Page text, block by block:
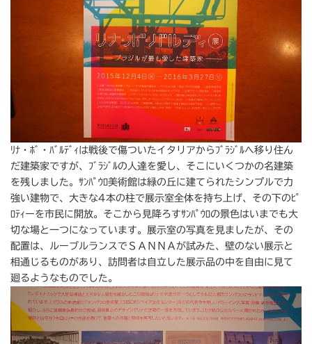
ﾘﾅ・ﾎﾞ・ﾊﾞﾙﾃﾞｨは戦後で傷ついたイタリアからﾌﾞﾗｼﾞﾙへ移り住ん
だ建築家ですが、ﾌﾞﾗｼﾞﾙの人達を愛し、そこにいくつかの名建築
を残しました。ｻﾝﾊﾟｳﾛ美術館は緑の丘に建てられたシンプルで力
強い建物で、大きな4本の柱で展示室全体を持ち上げ、その下のﾋﾟ
ﾛﾃｨーを市民に開放。そこから見降ろすｻﾝﾊﾟｳﾛの景色はいまでも大
切な場と一つになっています。展示室の写真を見ましたが、その
配置は、ルーブルランスでＳＡＮＮＡが試みた、壁のない展示と
相通じるものがあり、訪問者は自立した展示品の中を自由に見て
廻るようなものでした。